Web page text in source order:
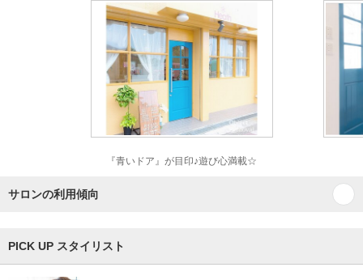
『青いドア』が目印♪遊び心満載☆
サロンの利用傾向
PICK UP スタイリスト